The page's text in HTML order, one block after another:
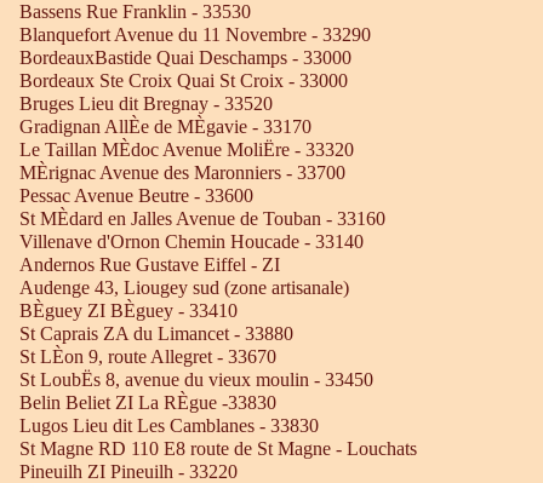
Bassens Rue Franklin - 33530
Blanquefort Avenue du 11 Novembre - 33290
BordeauxBastide Quai Deschamps - 33000
Bordeaux Ste Croix Quai St Croix - 33000
Bruges Lieu dit Bregnay - 33520
Gradignan AllÈe de MÈgavie - 33170
Le Taillan MÈdoc Avenue MoliËre - 33320
MÈrignac Avenue des Maronniers - 33700
Pessac Avenue Beutre - 33600
St MÈdard en Jalles Avenue de Touban - 33160
Villenave d'Ornon Chemin Houcade - 33140
Andernos Rue Gustave Eiffel - ZI
Audenge 43, Liougey sud (zone artisanale)
BÈguey ZI BÈguey - 33410
St Caprais ZA du Limancet - 33880
St LÈon 9, route Allegret - 33670
St LoubËs 8, avenue du vieux moulin - 33450
Belin Beliet ZI La RÈgue -33830
Lugos Lieu dit Les Camblanes - 33830
St Magne RD 110 E8 route de St Magne - Louchats
Pineuilh ZI Pineuilh - 33220